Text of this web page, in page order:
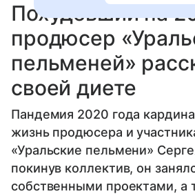
Похудевший на
продюсер
пельменей»
своей диете
Пандемия 2020 года
жизнь продюсера и
«Уральские пельмени»
покинув коллектив, он
собственными проектами, а